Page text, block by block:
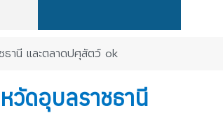
านี และตลาดปศุสัตว์ ok
วัดอุบลราชธานี